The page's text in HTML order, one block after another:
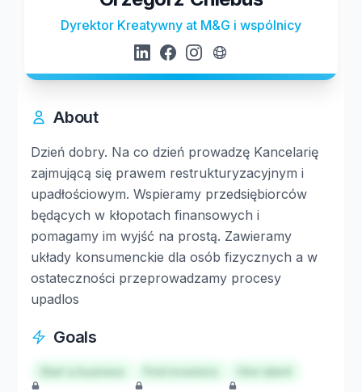
Dyrektor Kreatywny at M&G i wspólnicy
About
Dzień dobry. Na co dzień prowadzę Kancelarię
zajmującą się prawem restrukturyzacyjnym i
upadłościowym. Wspieramy przedsiębiorców
będących w kłopotach finansowych i
pomagamy im wyjść na prostą. Zawieramy
układy konsumenckie dla osób fizycznych a w
ostateczności przeprowadzamy procesy
upadlos
Goals
Start a business Hire talent